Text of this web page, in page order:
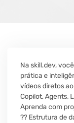
Na skill.dev,
prática e
vídeos diretos
Copilot, Agents,
Aprenda com
?? Estrutura de